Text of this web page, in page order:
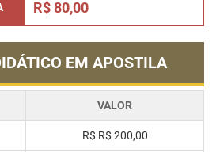
R$ 80,00
EM APOSTILA
VALOR
R$ R$ 200,00